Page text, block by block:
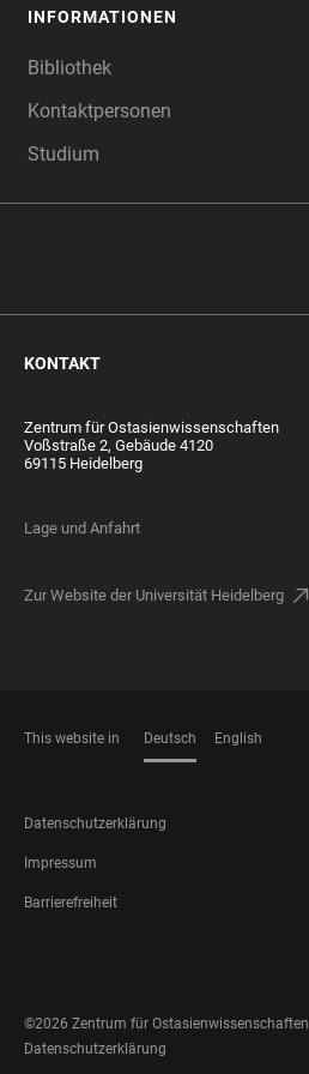
INFORMATIONEN
Bibliothek
Kontaktpersonen
Studium
KONTAKT
Zentrum für Ostasienwissenschaften
Voßstraße 2, Gebäude 4120
69115 Heidelberg
Lage und Anfahrt
Zur Website der Universität Heidelberg
This website in Deutsch English
FOOTER
LEGAL
Datenschutzerklärung
Impressum
Barrierefreiheit
MEDIA
©2026 Zentrum für Ostasienwissenschaften
FOOTER
Datenschutzerklärung